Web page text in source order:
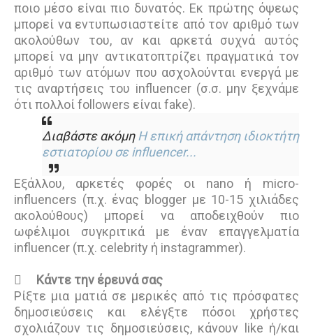
ποιο μέσο είναι πιο δυνατός. Εκ πρώτης όψεως
μπορεί να εντυπωσιαστείτε από τον αριθμό των
ακολούθων του, αν και αρκετά συχνά αυτός
μπορεί να μην αντικατοπτρίζει πραγματικά τον
αριθμό των ατόμων που ασχολούνται ενεργά με
τις αναρτήσεις του influencer (σ.σ. μην ξεχνάμε
ότι πολλοί followers είναι fake).
Διαβάστε ακόμη Η επική απάντηση ιδιοκτήτη
εστιατορίου σε influencer...
Εξάλλου, αρκετές φορές οι nano ή micro-
influencers (π.χ. ένας blogger με 10-15 χιλιάδες
ακολούθους) μπορεί να αποδειχθούν πιο
ωφέλιμοι συγκριτικά με έναν επαγγελματία
influencer (π.χ. celebrity ή instagrammer).

Κάντε την έρευνά σας
Ρίξτε μια ματιά σε μερικές από τις πρόσφατες
δημοσιεύσεις και ελέγξτε πόσοι χρήστες
σχολιάζουν τις δημοσιεύσεις, κάνουν like ή/και